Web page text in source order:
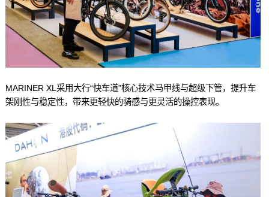
MARINER XL采用大行“快车道”核心技术马甲线与超级下管，提升车
架刚性与稳定性，带来更轻快的骑感与更灵活的操控表现。